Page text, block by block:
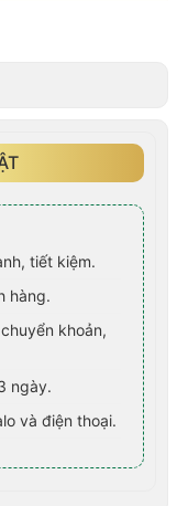
tiết kiệm.
hàng.
khoản,
ngày.
và điện thoại.